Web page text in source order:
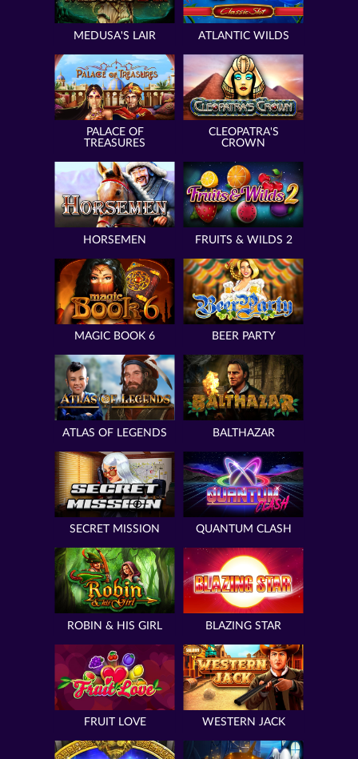
MEDUSA'S LAIR ATLANTIC WILDS
PALACE OF
TREASURES
CLEOPATRA'S
CROWN
HORSEMEN FRUITS & WILDS 2
MAGIC BOOK 6 BEER PARTY
ATLAS OF LEGENDS BALTHAZAR
SECRET MISSION QUANTUM CLASH
ROBIN & HIS GIRL BLAZING STAR
FRUIT LOVE WESTERN JACK